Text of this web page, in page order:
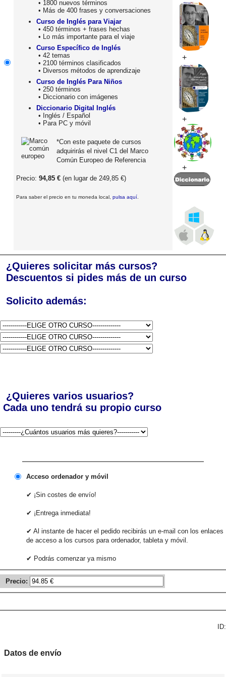
• 1800 nuevos términos
• Más de 400 frases y conversaciones
Curso de Inglés para Viajar
• 450 términos + frases hechas
• Lo más importante para el viaje
Curso Específico de Inglés
• 42 temas
• 2100 términos clasificados
• Diversos métodos de aprendizaje
Curso de Inglés Para Niños
• 250 términos
• Diccionario con imágenes
Diccionario Digital Inglés
• Inglés / Español
• Para PC y móvil
*Con este paquete de cursos
adquirirás el nivel C1 del Marco
Común Europeo de Referencia
Precio: 94,85 € (en lugar de 249,85 €)
Para saber el precio en tu moneda local, pulsa aquí
+
+
+
¿Quieres solicitar más cursos?
Descuentos si pides más de un curso
Solicito además:
¿Quieres varios usuarios?
Cada uno tendrá su propio curso
Acceso ordenador y móvil
✔ ¡Sin costes de envío!
✔ ¡Entrega inmediata!
✔ Al instante de hacer el pedido recibirás un e-mail con los enlaces
de acceso a los cursos para ordenador, tableta y móvil.
✔ Podrás comenzar ya mismo
Precio:
ID:
Datos de envío